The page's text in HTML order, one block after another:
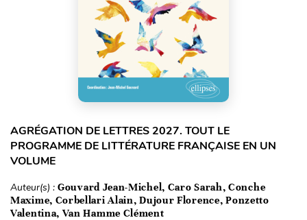
AGRÉGATION DE LETTRES 2027. TOUT LE
PROGRAMME DE LITTÉRATURE FRANÇAISE EN UN
VOLUME
Auteur(s) : Gouvard Jean-Michel, Caro Sarah, Conche
Maxime, Corbellari Alain, Dujour Florence, Ponzetto
Valentina, Van Hamme Clément